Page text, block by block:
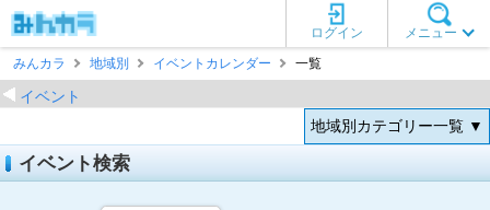
メニュー
ログイン
みんカラ
地域別 イベントカレンダー 一覧
イベント
地域別カテゴリー一覧 ▼
イベント検索